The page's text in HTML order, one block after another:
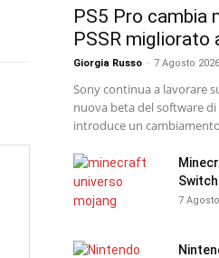
PS5 Pro cambia
PSSR migliorato
Giorgia Russo - 7 Agosto 2026
Sony continua a lavorare
nuova beta del software
introduce un
7